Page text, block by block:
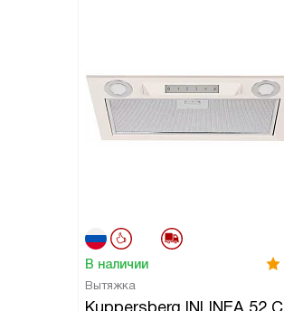
В наличии
Вытяжка
Kuppersberg INLINEA 52 С